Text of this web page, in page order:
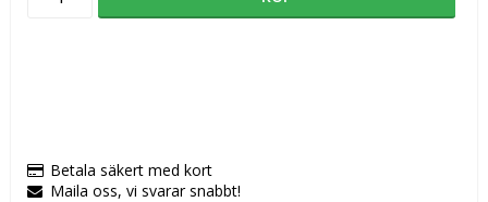
Betala säkert med kort
Maila oss, vi svarar snabbt!